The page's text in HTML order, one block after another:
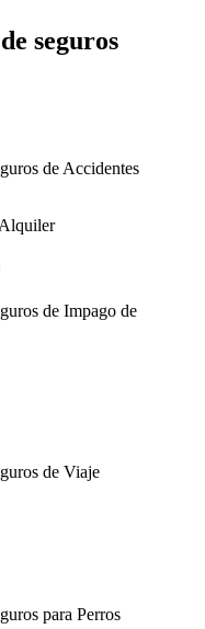
seguros
de Accidentes
de Impago de
de Viaje
para Perros